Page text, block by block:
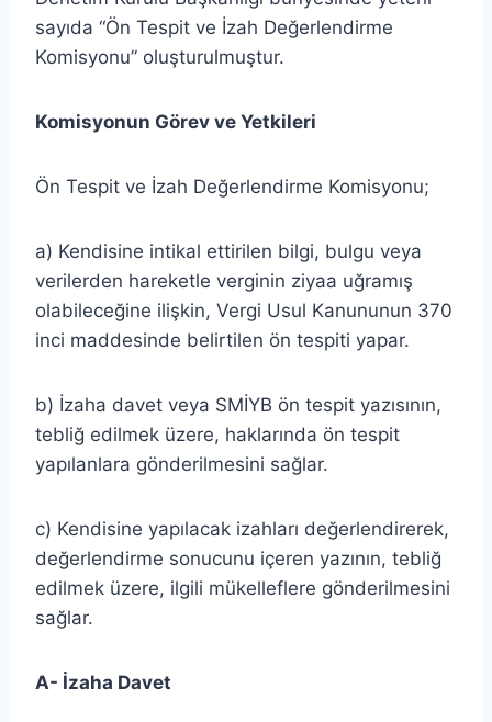
sayıda “Ön Tespit ve İzah Değerlendirme
Komisyonu” oluşturulmuştur.
Komisyonun Görev ve Yetkileri
Ön Tespit ve İzah Değerlendirme Komisyonu;
a) Kendisine intikal ettirilen bilgi, bulgu veya
verilerden hareketle verginin ziyaa uğramış
olabileceğine ilişkin, Vergi Usul Kanununun 370
inci maddesinde belirtilen ön tespiti yapar.
b) İzaha davet veya SMİYB ön tespit yazısının,
tebliğ edilmek üzere, haklarında ön tespit
yapılanlara gönderilmesini sağlar.
c) Kendisine yapılacak izahları değerlendirerek,
değerlendirme sonucunu içeren yazının, tebliğ
edilmek üzere, ilgili mükelleflere gönderilmesini
sağlar.
A- İzaha Davet